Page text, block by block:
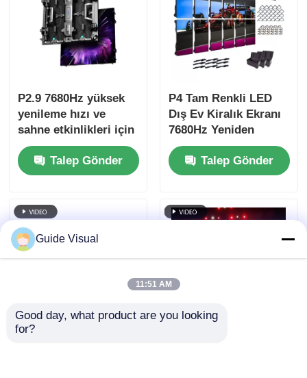
P2.9 7680Hz yüksek
yenileme hızı ve
sahne etkinlikleri için
çift güç ve sinyal
yedeklemesi ile ince
piksel pitch LED
Talep Gönder
P4 Tam Renkli LED
Dış Ev Kiralık Ekranı
7680Hz Yeniden
Yükleme Hızı ve IP65
HD Video Duvar
Ekranı için Su
Talep Gönder
Guide Visual
11:51 AM
Good day, what product are you looking
for?